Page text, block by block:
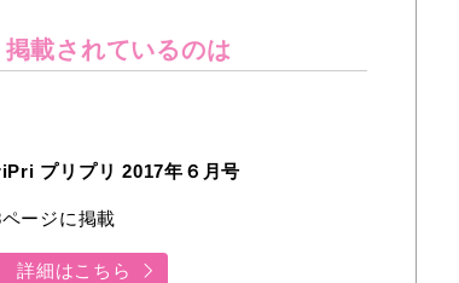
掲載されているのは
プリプリ 2017年６月号
ージに掲載
詳細はこちら